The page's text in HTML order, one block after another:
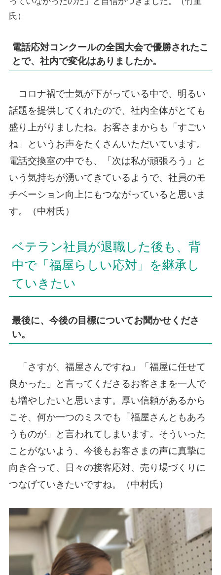
氏）
電話応対コンクールの全国大会で優勝されたこ
とで、社内で変化はありましたか。
コロナ禍で士気が下がっている中で、明るい
話題を提供してくれたので、社内全体がとても
盛り上がりましたね。お客さまからも「すごい
ね」というお声をたくさんいただいています。
電話交換室の中でも、「次は私が頑張ろう」と
いう気持ちが湧いてきているようで、社員のモ
チベーション向上にもつながっていると思いま
す。（中村氏）
ベテラン社員が退職した後も、背
中で「福屋らしい応対」を継承し
ていきたい
最後に、今後の目標についてお聞かせくださ
い。
「さすが、福屋さんですね」「福屋に任せて
良かった」と言ってくださるお客さまを一人で
も増やしたいと思います。厚い信頼があるから
こそ、何か一つのミスでも「福屋さんともあろ
うものが」と言われてしまいます。そういった
ことがないよう、今後もお客さまの声に真摯に
向き合って、日々の接客応対、売り場づくりに
つなげていきたいですね。（中村氏）